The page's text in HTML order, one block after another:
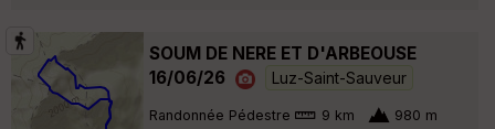
SOUM DE NERE ET D'ARBEOUSE
16/06/26
Luz-Saint-Sauveur
Randonnée Pédestre 9 km 980 m